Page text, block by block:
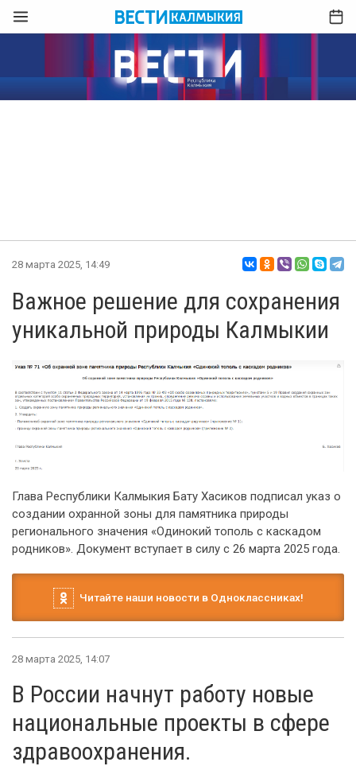
28 марта 2025, 14:49
Важное решение для сохранения
уникальной природы Калмыкии
Глава Республики Калмыкия Бату Хасиков подписал указ о
создании охранной зоны для памятника природы
регионального значения «Одинокий тополь с каскадом
родников». Документ вступает в силу с 26 марта 2025 года.
Читайте наши новости в Одноклассниках!
28 марта 2025, 14:07
В России начнут работу новые
национальные проекты в сфере
здравоохранения.